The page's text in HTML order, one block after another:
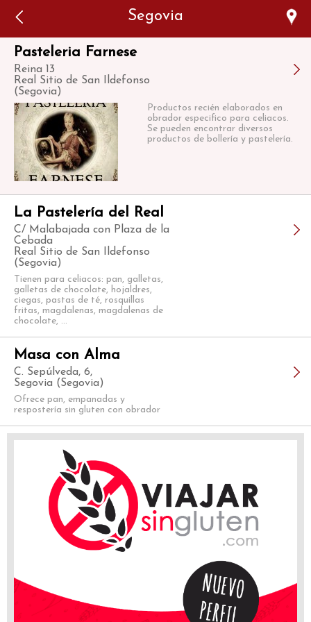
Segovia
Pasteleria Farnese
Reina 13
Real Sitio de San Ildefonso
(Segovia)
Productos recién elaborados en
obrador especifico para celiacos.
Se pueden encontrar diversos
productos de bollería y pastelería.
La Pastelería del Real
C/ Malabajada con Plaza de la
Cebada
Real Sitio de San Ildefonso
(Segovia)
Tienen para celiacos: pan, galletas,
galletas de chocolate, hojaldres,
ciegas, pastas de té, rosquillas
fritas, magdalenas, magdalenas de
chocolate, ...
Masa con Alma
C. Sepúlveda, 6,
Segovia (Segovia)
Ofrece pan, empanadas y
respostería sin gluten con obrador
authorized to show the cookie declaration for domain group
ID 546ddaab-b478-4440-aa8a-3b0205284212. Please add it to
the domain group in the Cookiebot Manager to authorize
the domain.